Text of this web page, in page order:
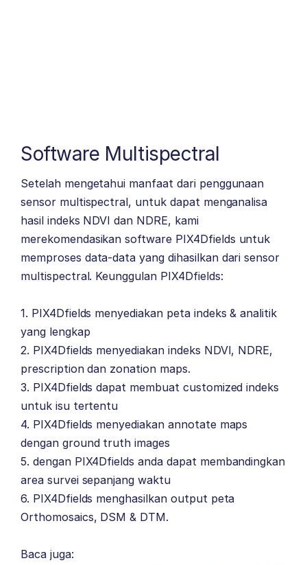
Software Multispectral
Setelah mengetahui manfaat dari penggunaan
sensor multispectral, untuk dapat menganalisa
hasil indeks NDVI dan NDRE, kami
merekomendasikan software PIX4Dfields untuk
memproses data-data yang dihasilkan dari sensor
multispectral. Keunggulan PIX4Dfields:
1. PIX4Dfields menyediakan peta indeks & analitik
yang lengkap
2. PIX4Dfields menyediakan indeks NDVI, NDRE,
prescription dan zonation maps.
3. PIX4Dfields dapat membuat customized indeks
untuk isu tertentu
4. PIX4Dfields menyediakan annotate maps
dengan ground truth images
5. dengan PIX4Dfields anda dapat membandingkan
area survei sepanjang waktu
6. PIX4Dfields menghasilkan output peta
Orthomosaics, DSM & DTM.
Baca juga: